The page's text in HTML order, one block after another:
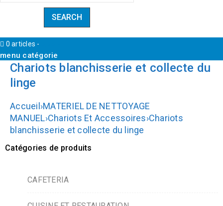
0 articles -
menu catégorie
Chariots blanchisserie et collecte du
linge
Accueil ›MATERIEL DE NETTOYAGE
MANUEL›Chariots Et Accessoires›Chariots
blanchisserie et collecte du linge
Catégories de produits
CAFETERIA